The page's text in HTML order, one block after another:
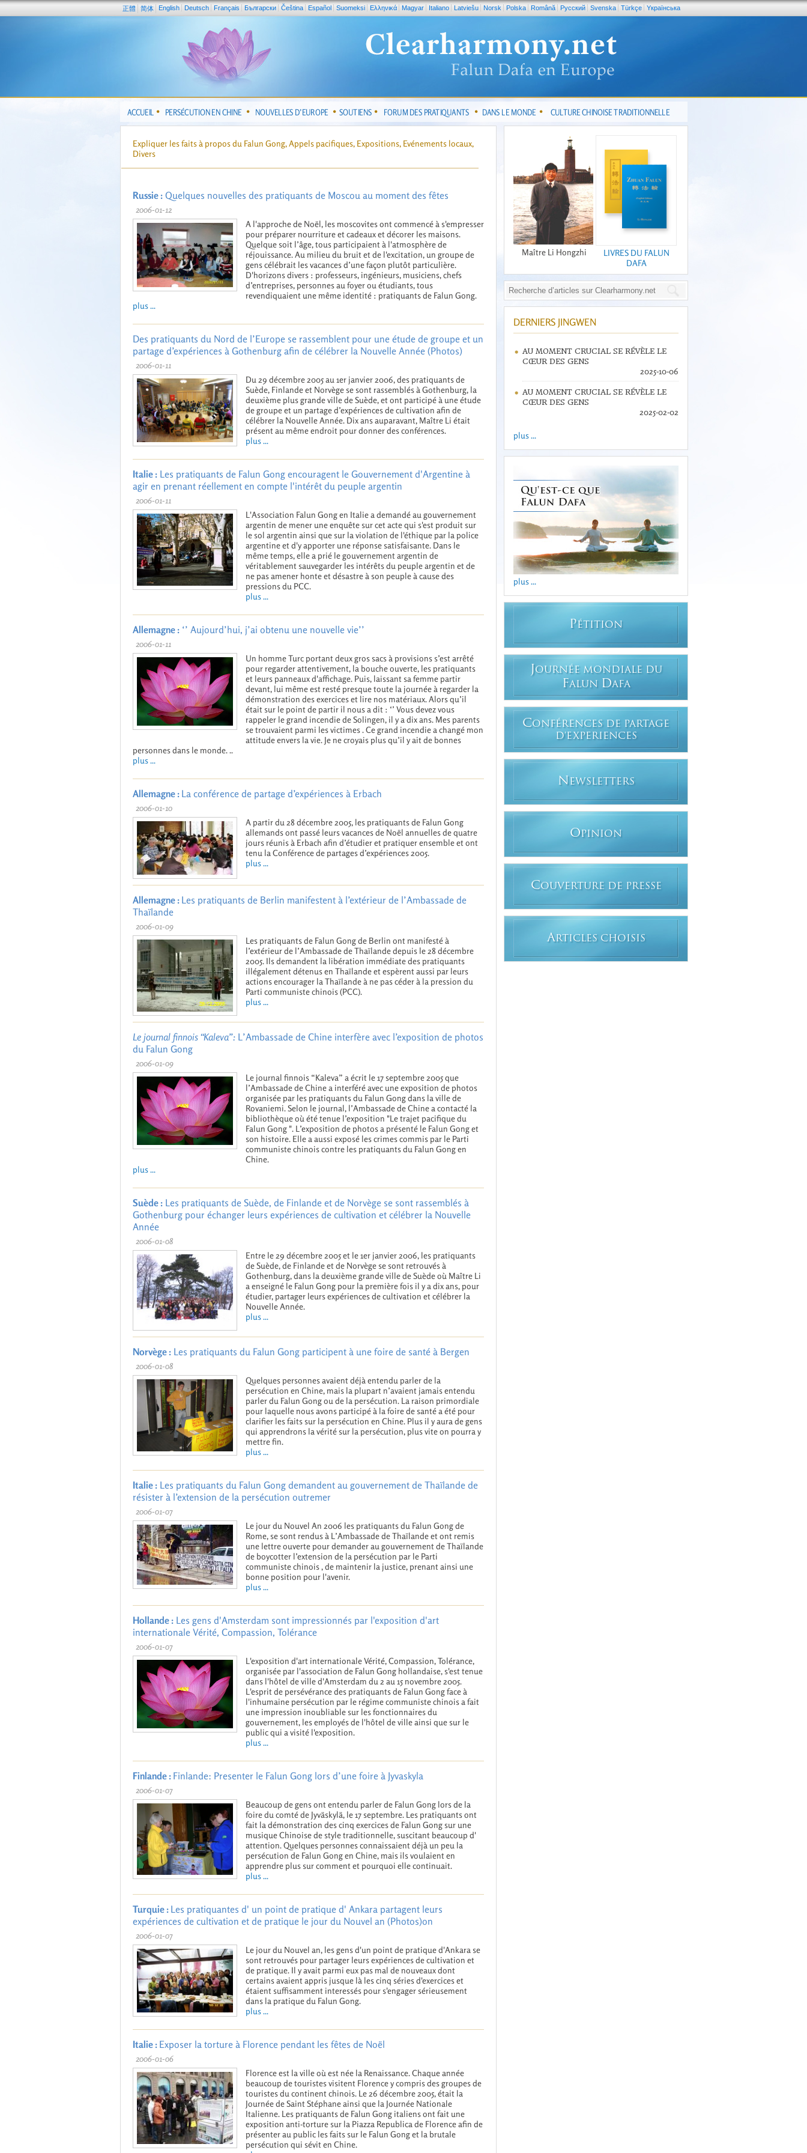
正體 简体 English Deutsch Français Български Čeština Español Suomeksi Ελληνικά Magyar Italiano Latviešu Norsk Polska Română Pусский Svenska Türkçe Yкраїнська
ACCUEIL PERSÉCUTION EN CHINE NOUVELLES D’EUROPE SOUTIENS FORUM DES PRATIQUANTS DANS LE MONDE CULTURE CHINOISE TRADITIONNELLE
Expliquer les faits à propos du Falun Gong, Appels pacifiques, Expositions, Evénements locaux,
Divers
Russie : Quelques nouvelles des pratiquants de Moscou au moment des fêtes
2006-01-12
A l'approche de Noël, les moscovites ont commencé à s'empresser
pour préparer nourriture et cadeaux et décorer les maisons.
Quelque soit l’âge, tous participaient à l'atmosphère de
réjouissance. Au milieu du bruit et de l'excitation, un groupe de
gens célébrait les vacances d’une façon plutôt particulière.
D'horizons divers : professeurs, ingénieurs, musiciens, chefs
d’entreprises, personnes au foyer ou étudiants, tous
revendiquaient une même identité : pratiquants de Falun Gong.
plus ...
Des pratiquants du Nord de l’Europe se rassemblent pour une étude de groupe et un
partage d’expériences à Gothenburg afin de célébrer la Nouvelle Année (Photos)
2006-01-11
Du 29 décembre 2005 au 1er janvier 2006, des pratiquants de
Suède, Finlande et Norvège se sont rassemblés à Gothenburg, la
deuxième plus grande ville de Suède, et ont participé à une étude
de groupe et un partage d’expériences de cultivation afin de
célébrer la Nouvelle Année. Dix ans auparavant, Maître Li était
présent au même endroit pour donner des conférences.
plus ...
Italie : Les pratiquants de Falun Gong encouragent le Gouvernement d'Argentine à
agir en prenant réellement en compte l'intérêt du peuple argentin
2006-01-11
L'Association Falun Gong en Italie a demandé au gouvernement
argentin de mener une enquête sur cet acte qui s'est produit sur
le sol argentin ainsi que sur la violation de l'éthique par la police
argentine et d'y apporter une réponse satisfaisante. Dans le
même temps, elle a prié le gouvernement argentin de
véritablement sauvegarder les intérêts du peuple argentin et de
ne pas amener honte et désastre à son peuple à cause des
pressions du PCC.
plus ...
Allemagne : ‘’ Aujourd’hui, j’ai obtenu une nouvelle vie’’
2006-01-11
Un homme Turc portant deux gros sacs à provisions s’est arrêté
pour regarder attentivement, la bouche ouverte, les pratiquants
et leurs panneaux d'affichage. Puis, laissant sa femme partir
devant, lui même est resté presque toute la journée à regarder la
démonstration des exercices et lire nos matériaux. Alors qu’il
était sur le point de partir il nous a dit : ‘’ Vous devez vous
rappeler le grand incendie de Solingen, il y a dix ans. Mes parents
se trouvaient parmi les victimes . Ce grand incendie a changé mon
attitude envers la vie. Je ne croyais plus qu’il y ait de bonnes
personnes dans le monde. ..
plus ...
Allemagne : La conférence de partage d’expériences à Erbach
2006-01-10
A partir du 28 décembre 2005, les pratiquants de Falun Gong
allemands ont passé leurs vacances de Noël annuelles de quatre
jours réunis à Erbach afin d’étudier et pratiquer ensemble et ont
tenu la Conférence de partages d’expériences 2005.
plus ...
Allemagne : Les pratiquants de Berlin manifestent à l’extérieur de l’Ambassade de
Thaïlande
2006-01-09
Les pratiquants de Falun Gong de Berlin ont manifesté à
l’extérieur de l’Ambassade de Thaïlande depuis le 28 décembre
2005. Ils demandent la libération immédiate des pratiquants
illégalement détenus en Thaïlande et espèrent aussi par leurs
actions encourager la Thaïlande à ne pas céder à la pression du
Parti communiste chinois (PCC).
plus ...
Le journal finnois “Kaleva”: L’Ambassade de Chine interfère avec l’exposition de photos
du Falun Gong
2006-01-09
Le journal finnois “Kaleva” a écrit le 17 septembre 2005 que
l’Ambassade de Chine a interféré avec une exposition de photos
organisée par les pratiquants du Falun Gong dans la ville de
Rovaniemi. Selon le journal, l’Ambassade de Chine a contacté la
bibliothèque où été tenue l’exposition "Le trajet pacifique du
Falun Gong ". L’exposition de photos a présenté le Falun Gong et
son histoire. Elle a aussi exposé les crimes commis par le Parti
communiste chinois contre les pratiquants du Falun Gong en
Chine.
plus ...
Suède : Les pratiquants de Suède, de Finlande et de Norvège se sont rassemblés à
Gothenburg pour échanger leurs expériences de cultivation et célébrer la Nouvelle
Année
2006-01-08
Entre le 29 décembre 2005 et le 1er janvier 2006, les pratiquants
de Suède, de Finlande et de Norvège se sont retrouvés à
Gothenburg, dans la deuxième grande ville de Suède où Maître Li
a enseigné le Falun Gong pour la première fois il y a dix ans, pour
étudier, partager leurs expériences de cultivation et célébrer la
Nouvelle Année.
plus ...
Norvège : Les pratiquants du Falun Gong participent à une foire de santé à Bergen
2006-01-08
Quelques personnes avaient déjà entendu parler de la
persécution en Chine, mais la plupart n’avaient jamais entendu
parler du Falun Gong ou de la persécution. La raison primordiale
pour laquelle nous avons participé à la foire de santé a été pour
clarifier les faits sur la persécution en Chine. Plus il y aura de gens
qui apprendrons la vérité sur la persécution, plus vite on pourra y
mettre fin.
plus ...
Italie : Les pratiquants du Falun Gong demandent au gouvernement de Thaïlande de
résister à l’extension de la persécution outremer
2006-01-07
Le jour du Nouvel An 2006 les pratiquants du Falun Gong de
Rome, se sont rendus à L’Ambassade de Thaïlande et ont remis
une lettre ouverte pour demander au gouvernement de Thaïlande
de boycotter l’extension de la persécution par le Parti
communiste chinois , de maintenir la justice, prenant ainsi une
bonne position pour l'avenir.
plus ...
Hollande : Les gens d'Amsterdam sont impressionnés par l'exposition d'art
internationale Vérité, Compassion, Tolérance
2006-01-07
L'exposition d'art internationale Vérité, Compassion, Tolérance,
organisée par l'association de Falun Gong hollandaise, s'est tenue
dans l'hôtel de ville d'Amsterdam du 2 au 15 novembre 2005.
L'esprit de persévérance des pratiquants de Falun Gong face à
l'inhumaine persécution par le régime communiste chinois a fait
une impression inoubliable sur les fonctionnaires du
gouvernement, les employés de l'hôtel de ville ainsi que sur le
public qui a visité l'exposition.
plus ...
Finlande : Finlande: Presenter le Falun Gong lors d’une foire à Jyvaskyla
2006-01-07
Beaucoup de gens ont entendu parler de Falun Gong lors de la
foire du comté de Jyväskylä, le 17 septembre. Les pratiquants ont
fait la démonstration des cinq exercices de Falun Gong sur une
musique Chinoise de style traditionnelle, suscitant beaucoup d'
attention. Quelques personnes connaissaient déjà un peu la
persécution de Falun Gong en Chine, mais ils voulaient en
apprendre plus sur comment et pourquoi elle continuait.
plus ...
Turquie : Les pratiquantes d' un point de pratique d' Ankara partagent leurs
expériences de cultivation et de pratique le jour du Nouvel an (Photos)on
2006-01-07
Le jour du Nouvel an, les gens d'un point de pratique d'Ankara se
sont retrouvés pour partager leurs expériences de cultivation et
de pratique. Il y avait parmi eux pas mal de nouveaux dont
certains avaient appris jusque là les cinq séries d'exercices et
étaient suffisamment interessés pour s'engager sérieusement
dans la pratique du Falun Gong.
plus ...
Italie : Exposer la torture à Florence pendant les fêtes de Noël
2006-01-06
Florence est la ville où est née la Renaissance. Chaque année
beaucoup de touristes visitent Florence y compris des groupes de
touristes du continent chinois. Le 26 décembre 2005, était la
Journée de Saint Stéphane ainsi que la Journée Nationale
Italienne. Les pratiquants de Falun Gong italiens ont fait une
exposition anti-torture sur la Piazza Republica de Florence afin de
présenter au public les faits sur le Falun Gong et la brutale
persécution qui sévit en Chine.
Maître Li Hongzhi
LIVRES DU FALUN
DAFA
DERNIERS JINGWEN
AU MOMENT CRUCIAL SE RÉVÈLE LE
CŒUR DES GENS
2025-10-06
AU MOMENT CRUCIAL SE RÉVÈLE LE
CŒUR DES GENS
2025-02-02
plus ...
plus ...
PÉTITION
JOURNÉE MONDIALE DU
FALUN DAFA
CONFÉRENCES DE PARTAGE
D'EXPERIENCES
N EWSLETTERS
OPINION
COUVERTURE DE PRESSE
ARTICLES CHOISIS